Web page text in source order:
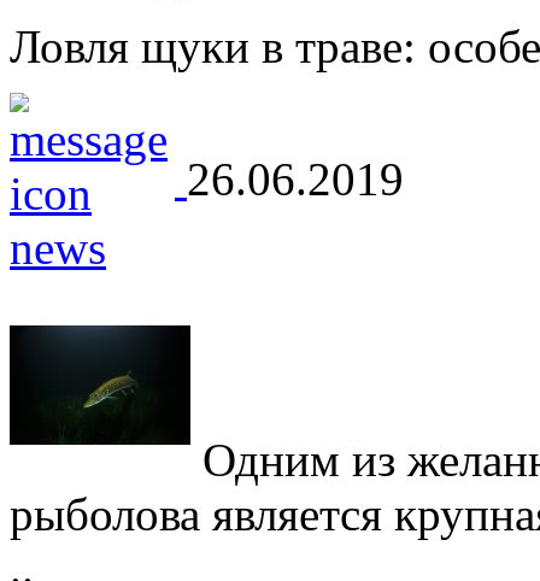
Ловля щуки в траве:
26.06.2019
Одним из
рыболова является
..